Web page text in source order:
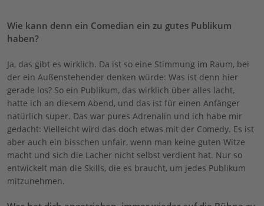
Wie kann denn ein Comedian ein zu gutes Publikum
haben?
Ja, das gibt es wirklich. Da ist so eine Stimmung im Raum, bei
der ein Außenstehender denken würde: Was ist denn hier
gerade los? So ein Publikum, das wirklich über alles lacht,
hatte ich an diesem Abend, und das ist für einen Anfänger
natürlich super. Das war pures Adrenalin und ich habe mir
gedacht: Vielleicht wird das doch etwas mit der Comedy. Es ist
aber auch ein bisschen unfair, wenn man keine guten Witze
macht und sich die Lacher nicht selbst verdient hat. Nur so
entwickelt man die Skills, die es braucht, um jedes Publikum
mitzunehmen.